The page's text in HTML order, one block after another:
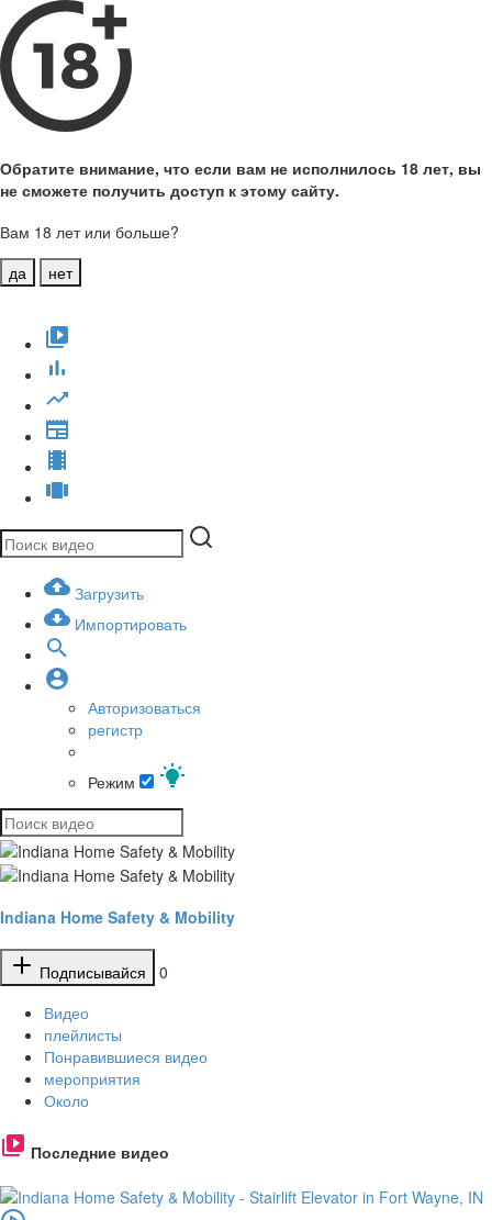
Обратите внимание, что если вам не исполнилось 18 лет, вы
не сможете получить доступ к этому сайту.
Вам 18 лет или больше?
да
нет
Загрузить
Импортировать
Авторизоваться
регистр
Режим
Indiana Home Safety & Mobility
Подписывайся
0
Видео
плейлисты
Понравившиеся видео
мероприятия
Около
Последние видео